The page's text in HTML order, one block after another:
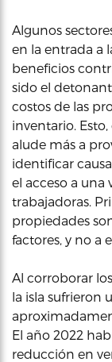
Algunos
en la entrada a
beneficios
sido el
costos de las
inventario.
alude más a
identificar
el acceso a una
trabajadoras.
propiedades
factores, y no a
Al corroborar
la isla sufrieron
El año 2022
reducción en